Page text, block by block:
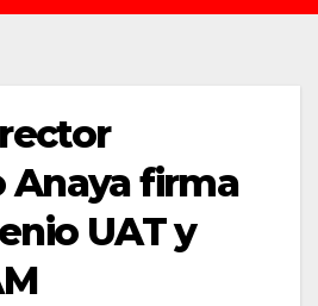
Anaya firma
UAT y